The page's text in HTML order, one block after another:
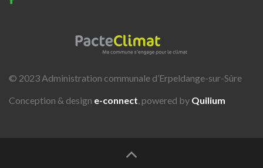
© 2023 Administration communale d’Erpeldange-sur-Sûre
Conception & design e-connect, powered by Quilium